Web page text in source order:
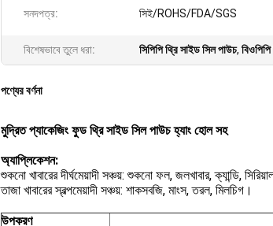
সনদপত্র: সিই/ROHS/FDA/SGS
বিশেষভাবে তুলে ধরা: সিপিপি থ্রি সাইড সিল পাউচ,
পণ্যের বর্ণনা
মুদ্রিত প্যাকেজিং ফুড থ্রি সাইড সিল পাউচ হ্যাং হোল সহ
অ্যাপ্লিকেশন:
শুকনো খাবারের দীর্ঘমেয়াদী সঞ্চয়: শুকনো ফল, জলখাবার, ক্যান্ডি,
তাজা খাবারের স্বল্পমেয়াদী সঞ্চয়: শাকসবজি, মাংস, তরল, মিলচিগ।
উপকরণ